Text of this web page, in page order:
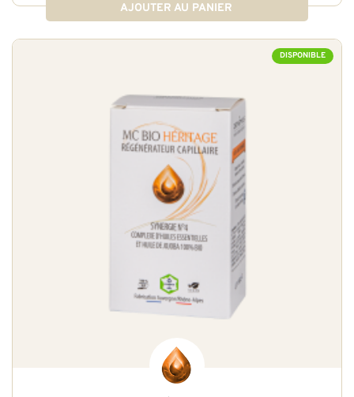
AJOUTER AU PANIER
DISPONIBLE